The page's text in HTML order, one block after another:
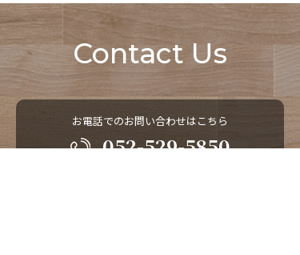
Contact Us
お電話でのお問い合わせはこちら
052-529-5850